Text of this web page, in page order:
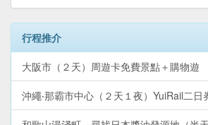
行程推介
大阪市（２天）周遊卡免費景點＋購物遊
沖繩‧那霸市中心（２天１夜）YuiRail二日